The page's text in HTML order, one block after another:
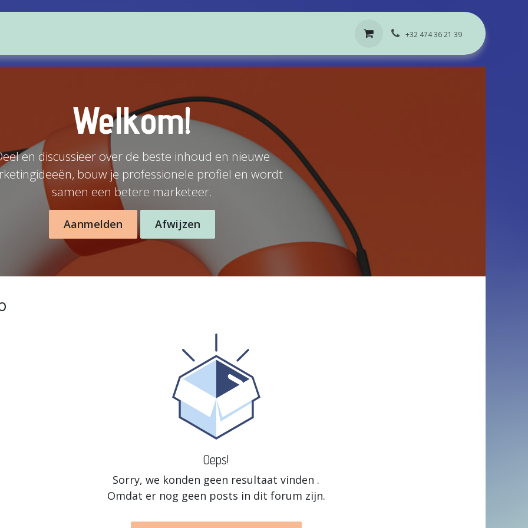
+32 474 36 21 39
Welkom!
en discussieer over de beste inhoud en nieuwe
bouw je professionele profiel en wordt
samen een betere marketeer.
Aanmelden Afwijzen
Oeps!
Sorry, we konden geen resultaat vinden .
Omdat er nog geen posts in dit forum zijn.